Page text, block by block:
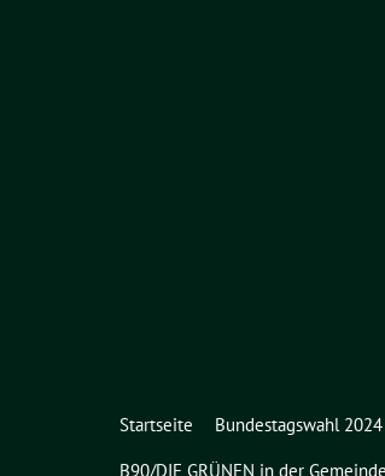
Startseite Bundestagswahl 2024
B90/DIE GRÜNEN in der